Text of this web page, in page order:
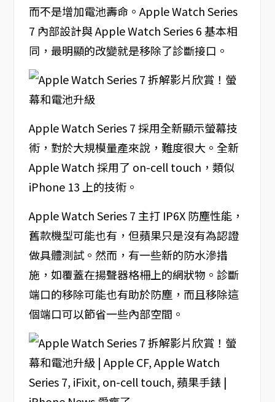
而不是增加電池壽命。Apple Watch Series
7 內部設計與 Apple Watch Series 6 基本相
同，最明顯的改變就是移除了診斷接口。
Apple Watch Series 7 採用全新顯示螢幕技
術，對於大規模量產來說，難度很大。全新
Apple Watch 採用了 on-cell touch，類似
iPhone 13 上的技術。
Apple Watch Series 7 主打 IP6X 防塵性能，
舊款機型可能也有，但蘋果只是沒有為認證
做具體測試。然而，有一些新的防水滲措
施，如覆蓋在揚聲器格柵上的網狀物。診斷
端口的移除可能也有助於防塵，而且移除這
個端口可以節省一些內部空間。